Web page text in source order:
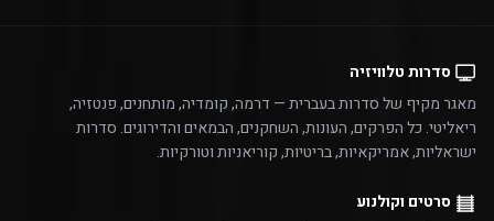
סדרות טלוויזיה
מאגר מקיף של סדרות בעברית — דרמה, קומדיה, מותחנים, פנטזיה,
ריאליטי. כל הפרקים, העונות, השחקנים, הבמאים והדירוגים. סדרות
ישראליות, אמריקאיות, בריטיות, קוריאניות וטורקיות.
סרטים וקולנוע